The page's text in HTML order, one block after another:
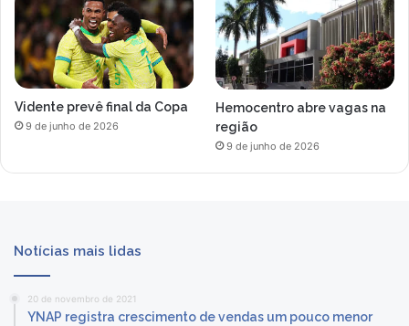
Vidente prevê final da Copa
9 de junho de 2026
Hemocentro abre vagas na
região
9 de junho de 2026
Notícias mais lidas
20 de novembro de 2021
YNAP registra crescimento de vendas um pouco menor